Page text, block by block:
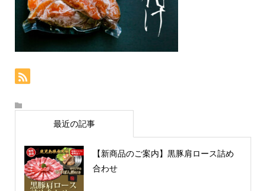
最近の記事
【新商品のご案内】黒豚肩ロース詰め
合わせ